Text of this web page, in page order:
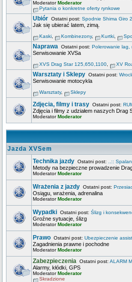
ModeratorModerator
Pytania o konkretne oferty rynkowe
Ubiór Ostatni post: Spodnie Shima Giro
Jak się ubierać latem, zimą.
Kaski Kombinezony, Kurtki
Naprawa Ostatni post: Polerowanie lag,
Serwisowanie XVSa
XVS Drag Star 125,650,1100 XV
Warsztaty i Sklepy Ostatni post:
Serwisowanie motocykla
Warsztaty, Sklepy
Zdjęcia, filmy i trasy Ostatni post:
Zdjęcia i filmy z udziałem naszych Drag
ModeratorModerator
Jazda XVSem
Technika jazdy Ostatni post: ..::
Metody na bezpieczne prowadzenie
ModeratorModerator
Wrażenia z jazdy Ostatni post:
Osiągu, wrażenia, adrenalina
ModeratorModerator
Wypadki Ostatni post: Ślizg i
Groźne sytuacje, ślizg
ModeratorModerator
Prawo Ostatni post: Ubezpieczenie
Zagadnienia prawne i pochodne
ModeratorModerator
Zabezpieczenia Ostatni post: ALARM
Alarmy, kłódki, GPS
ModeratorModerator
Skradzione